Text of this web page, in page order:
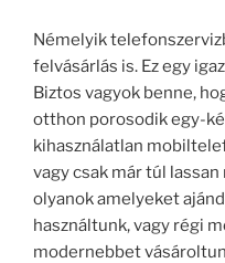
Némelyik
felvásárlás is. Ez egy
Biztos vagyok benne,
otthon porosodik egy-
kihasználatlan
vagy csak már túl
olyanok amelyeket
használtunk, vagy régi
modernebbet